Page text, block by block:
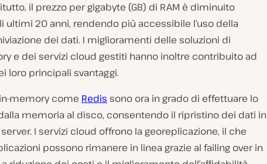
il prezzo per gigabyte (GB) di RAM è diminuito
ultimi 20 anni, rendendo più accessibile l’uso della
dei dati. I miglioramenti delle soluzioni di
e dei servizi cloud gestiti hanno inoltre contribuito ad
loro principali svantaggi.
memory come Redis sono ora in grado di effettuare lo
memoria al disco, consentendo il ripristino dei dati in
I servizi cloud offrono la georeplicazione, il che
possono rimanere in linea grazie al failing over in